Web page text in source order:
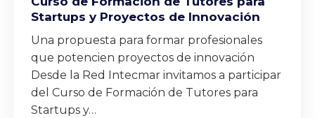
Startups y Proyectos de Innovación
Una propuesta para formar profesionales
que potencien proyectos de innovación
Desde la Red Intecmar invitamos a participar
del Curso de Formación de Tutores para
Startups y…